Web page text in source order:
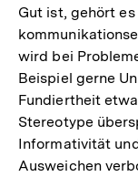
Gut ist, gehört
wird bei
Beispiel gerne
Fundiertheit
Stereotype
Informativität
Ausweichen